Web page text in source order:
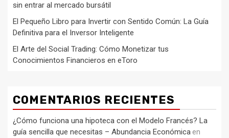
sin entrar al mercado bursátil
El Pequeño Libro para Invertir con Sentido Común: La Guía
Definitiva para el Inversor Inteligente
El Arte del Social Trading: Cómo Monetizar tus
Conocimientos Financieros en eToro
COMENTARIOS RECIENTES
¿Cómo funciona una hipoteca con el Modelo Francés? La
guía sencilla que necesitas – Abundancia Económica en